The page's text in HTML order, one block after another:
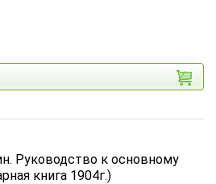
Руководство к основному
книга 1904г.)